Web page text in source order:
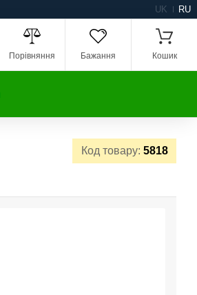
UK RU
Порівняння Бажання Кошик
Код товару: 5818